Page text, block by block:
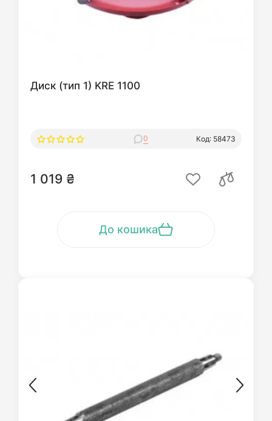
Диск (тип 1) KRE 1100
0 Код: 58473
1 019 ₴
До кошика